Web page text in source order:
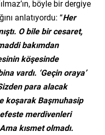
böyle bir dergiye
anlatıyordu: “Her
O bile bir cesaret,
bakımdan
köşesinde
vardı. ‘Geçin oraya’
para alacak
koşarak Başmuhasip
merdivenleri
kısmet olmadı.